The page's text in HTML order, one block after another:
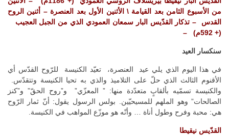
من الأسبوع الثامن بعد القيامة \ الأثنين الأول بعد العنصرة – أثنين الروح
القدس – تذكار القدّيس البار سمعان العمودي الذي من الجبل العجيب
(+ 592م) –
سنكسار العيد
في هذا اليوم الذي يلي عيد العنصرة، تعيّد الكنيسة للرّوح القدّس أي
الأقنوم الثالث الذي حلّ على التلاميذ والذي به تحيا الكنيسة وتتقدّس.
والكنيسة تسمّيه بألقابٍ متعدّدة منها: ” المعزّي” و”روح الحقّ” و”كنز
الصالحات” وهو الملهم للمسيحيّين. بولس الرسول يقول: أنّ ثمار الرّوح
هي: محبة وفرح وطول أناة … وأنّه هو موزّع المواهب في الكنيسة.
القدّيس نيقيطا